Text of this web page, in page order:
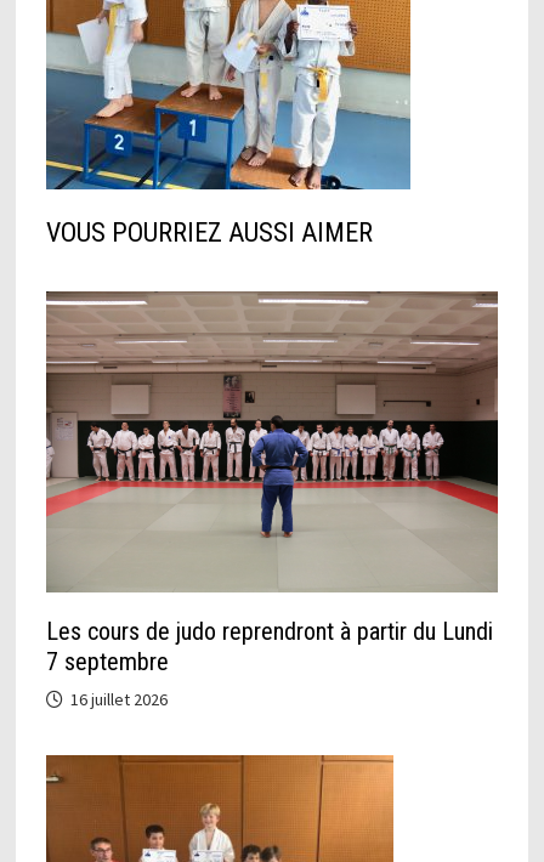
VOUS POURRIEZ AUSSI AIMER
Les cours de judo reprendront à partir du Lundi
7 septembre
16 juillet 2026